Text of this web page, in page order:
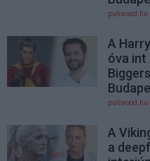
puliwood.hu
A
óva int
puliwood.hu
A
a